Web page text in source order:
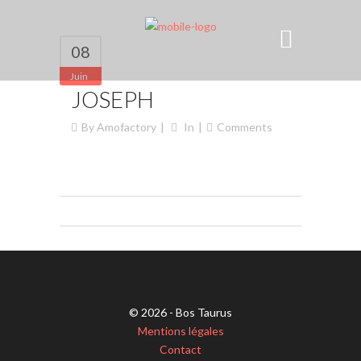
08
Juin
JOSEPH
ByAmofactory In Comments
© 2026 - Bos Taurus
Mentions légales
Contact